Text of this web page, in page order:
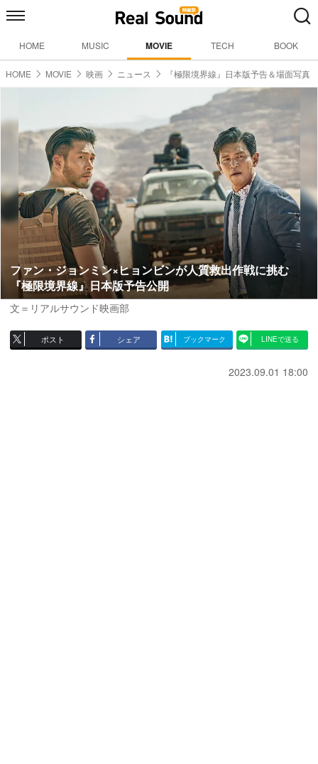
HOME MUSIC MOVIE TECH BOOK
HOME MOVIE 映画 ニュース 『極限境界線』日本版予告＆場面写真
ファン・ジョンミン×ヒョンビンが人質救出作戦に挑む
『極限境界線』日本版予告公開
文＝リアルサウンド映画部
ポスト シェア ブックマーク LINEで送る
2023.09.01 18:00